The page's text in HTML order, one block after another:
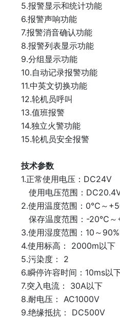
5.报警显示和统计功能
6.报警声响功能
7.报警消音确认功能
8.报警列表显示功能
9.分组显示功能
10.自动记录报警功能
11.中英文切换功能
12.轮机员呼叫
13.值班报警
14.独立火警功能
15.轮机员安全报警
技术参数
1.正常使用电压：DC24V
使用电压范围：
2.使用温度范围：0℃～
保存温度范围：-20℃
3.使用湿度范围：10～
4.使用标高： 2000m以下
5.污染度： 2
6.瞬停许容时间：10ms以
7.突入电流： 30A以下
8.耐电压： AC1000V
9.绝缘抵抗： DC500V